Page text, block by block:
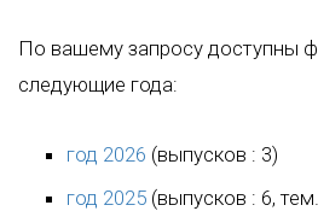
По вашему запросу доступны
следующие года:
год 2026 (выпусков : 3)
год 2025 (выпусков : 6,